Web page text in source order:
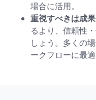
場合に活用。
重視すべきは成
るより、信頼性
しょう。多くの
ークフローに最適